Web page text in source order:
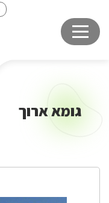
גומא ארוך